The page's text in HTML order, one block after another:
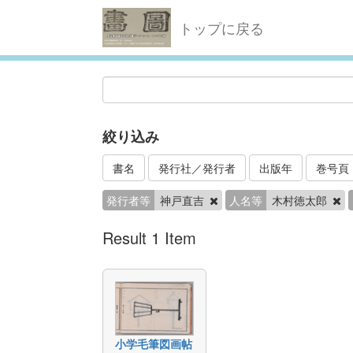
トップに戻る
絞り込み
書名 発行社／発行者 出版年 巻号頁
発行者等 神戸直吉 人名等 木村徳太郎
Result 1 Item
小学毛筆図画帖